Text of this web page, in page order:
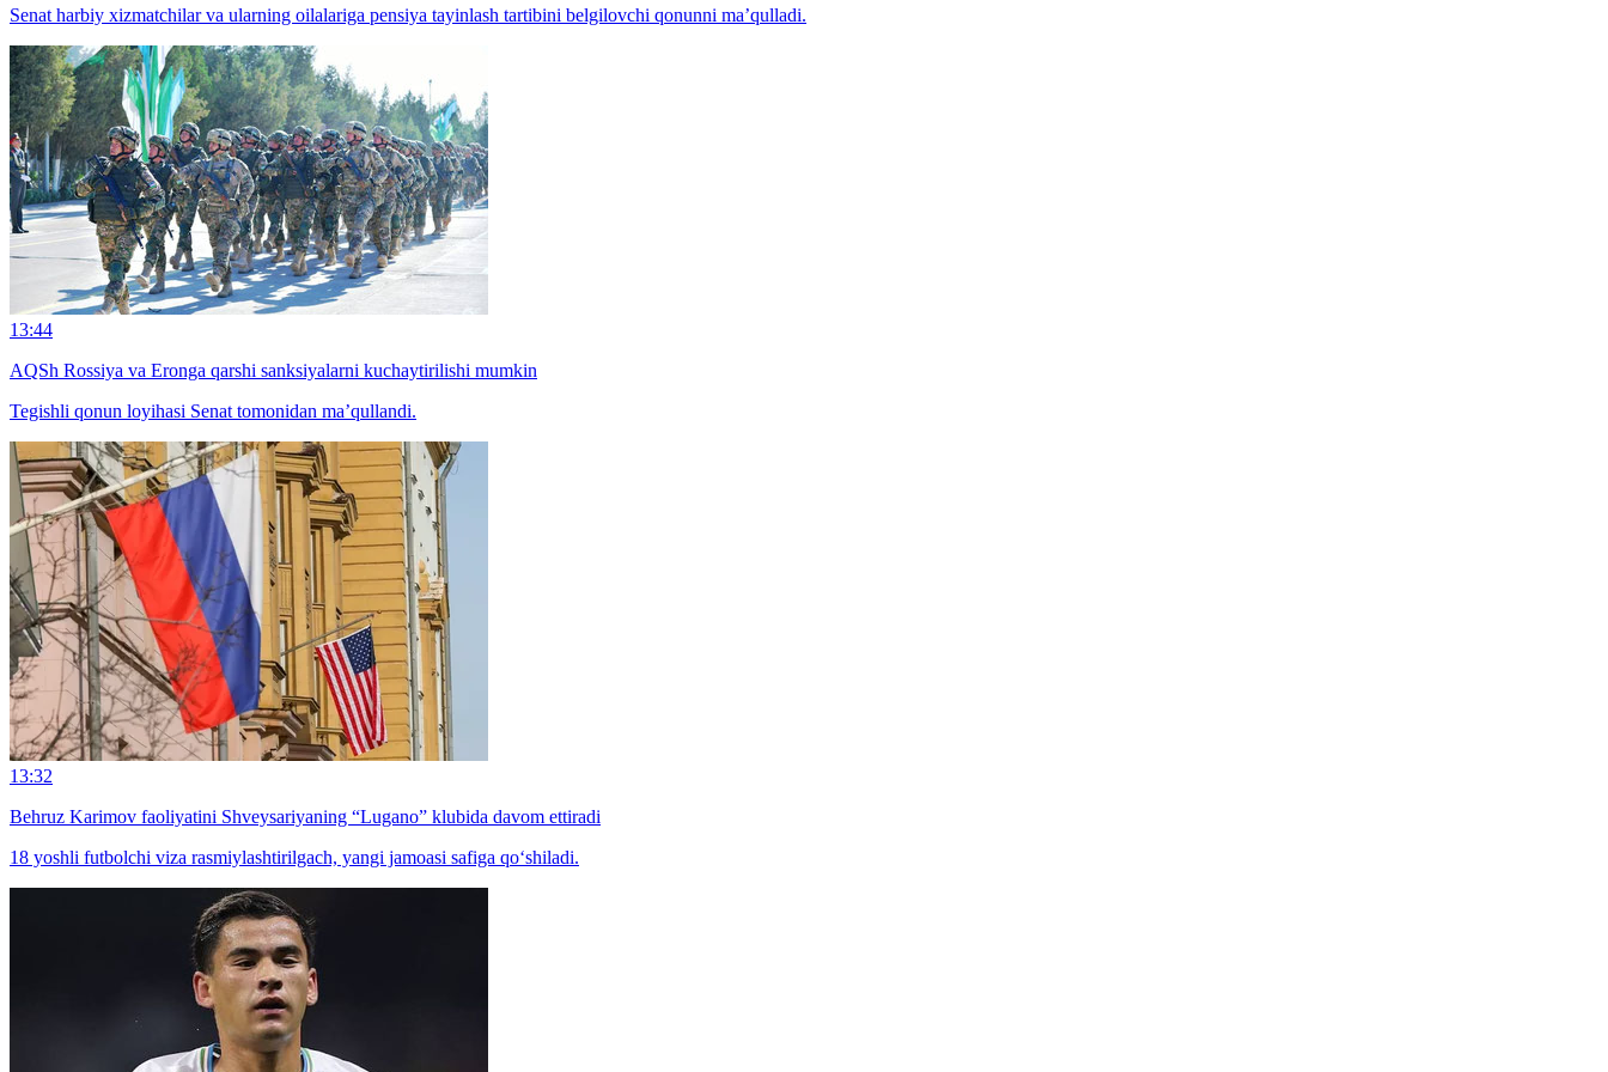
Senat harbiy xizmatchilar va ularning oilalariga pensiya tayinlash tartibini belgilovchi qonunni ma’qulladi.
13:44
AQSh Rossiya va Eronga qarshi sanksiyalarni kuchaytirilishi mumkin
Tegishli qonun loyihasi Senat tomonidan ma’qullandi.
13:32
Behruz Karimov faoliyatini Shveysariyaning “Lugano” klubida davom ettiradi
18 yoshli futbolchi viza rasmiylashtirilgach, yangi jamoasi safiga qo‘shiladi.